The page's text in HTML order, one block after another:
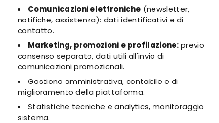
Comunicazioni elettroniche (newsletter,
notifiche, assistenza): dati identificativi e di
contatto.
Marketing, promozioni e profilazione:previo
consenso separato, dati utili all'invio di
comunicazioni promozionali.
Gestione amministrativa, contabile e di
miglioramento della piattaforma.
Statistiche tecniche e analytics, monitoraggio
sistema.